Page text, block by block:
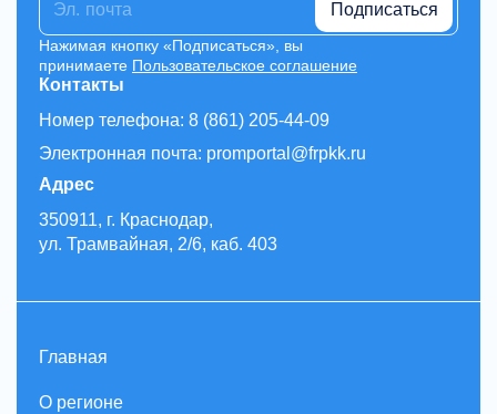
Контакты
Номер телефона: 8 (861) 205-44-09
Электронная почта: promportal@frpkk.ru
Адрес
350911, г. Краснодар,
ул. Трамвайная, 2/6, каб. 403
Подписаться
Нажимая кнопку «Подписаться», вы
принимаете Пользовательское соглашение
Главная
О регионе